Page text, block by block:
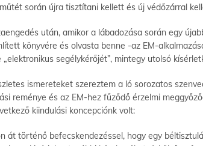
során újra tisztítani kellett és új védőzárral
után, amikor a lábadozása során egy
könyvére és olvasta benne -az EM-
segélykérőjét”, mintegy utolsó
ismereteket szereztem a ló sorozatos
reménye és az EM-hez fűződő érzelmi
kiindulási koncepciónk volt:
át történő befecskendezéssel, hogy egy